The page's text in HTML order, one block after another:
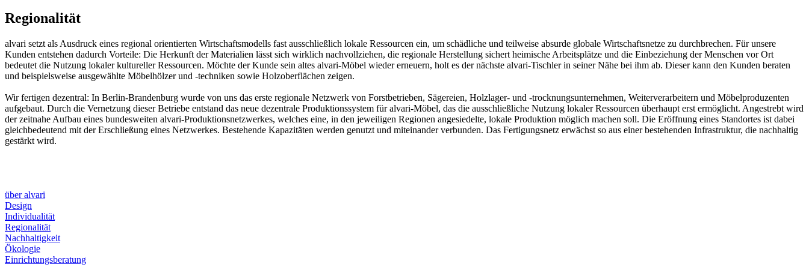
Regionalität
alvari setzt als Ausdruck eines regional orientierten Wirtschaftsmodells fast ausschließlich lokale Ressourcen ein, um schädliche und teilweise absurde globale Wirtschaftsnetze zu durchbrechen. Für unsere
Kunden entstehen dadurch Vorteile: Die Herkunft der Materialien lässt sich wirklich nachvollziehen, die regionale Herstellung sichert heimische Arbeitsplätze und die Einbeziehung der Menschen vor Ort
bedeutet die Nutzung lokaler kultureller Ressourcen. Möchte der Kunde sein altes alvari-Möbel wieder erneuern, holt es der nächste alvari-Tischler in seiner Nähe bei ihm ab. Dieser kann den Kunden beraten
und beispielsweise ausgewählte Möbelhölzer und -techniken sowie Holzoberflächen zeigen.
Wir fertigen dezentral: In Berlin-Brandenburg wurde von uns das erste regionale Netzwerk von Forstbetrieben, Sägereien, Holzlager- und -trocknungsunternehmen, Weiterverarbeitern und Möbelproduzenten
aufgebaut. Durch die Vernetzung dieser Betriebe entstand das neue dezentrale Produktionssystem für alvari-Möbel, das die ausschließliche Nutzung lokaler Ressourcen überhaupt erst ermöglicht. Angestrebt wird
der zeitnahe Aufbau eines bundesweiten alvari-Produktionsnetzwerkes, welches eine, in den jeweiligen Regionen angesiedelte, lokale Produktion möglich machen soll. Die Eröffnung eines Standortes ist dabei
gleichbedeutend mit der Erschließung eines Netzwerkes. Bestehende Kapazitäten werden genutzt und miteinander verbunden. Das Fertigungsnetz erwächst so aus einer bestehenden Infrastruktur, die nachhaltig
gestärkt wird.
über alvari
Design
Individualität
Regionalität
Nachhaltigkeit
Ökologie
Einrichtungsberatung